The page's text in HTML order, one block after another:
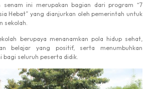
senam ini merupakan bagian dari program “7
Hebat” yang dianjurkan oleh pemerintah untuk
sekolah.
berupaya menanamkan pola hidup sehat,
belajar yang positif, serta menumbuhkan
bagi seluruh peserta didik.